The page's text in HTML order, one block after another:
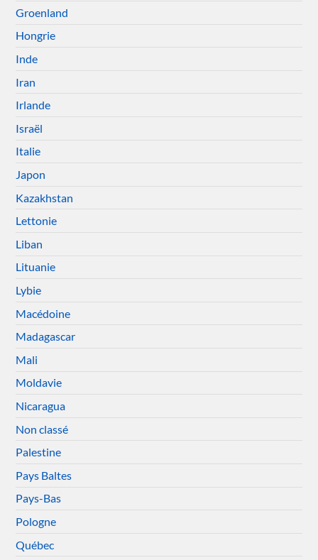
Groenland
Hongrie
Inde
Iran
Irlande
Israël
Italie
Japon
Kazakhstan
Lettonie
Liban
Lituanie
Lybie
Macédoine
Madagascar
Mali
Moldavie
Nicaragua
Non classé
Palestine
Pays Baltes
Pays-Bas
Pologne
Québec